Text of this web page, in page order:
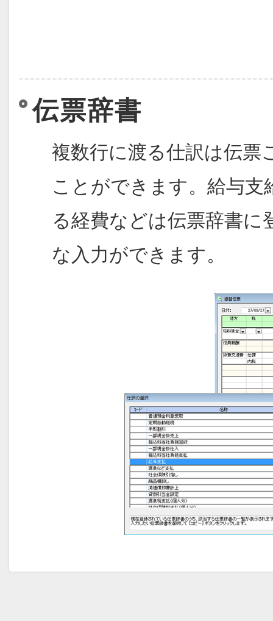
伝票辞書
複数行に渡る仕訳は伝票
ことができます。給与支
る経費などは伝票辞書
な入力ができます。